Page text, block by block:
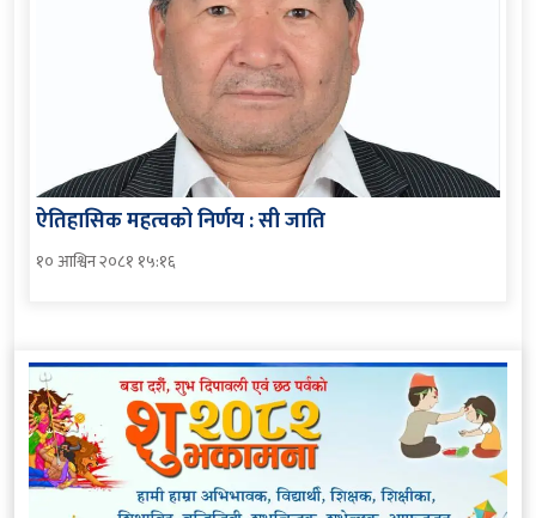
ऐतिहासिक महत्वको निर्णय : सी जाति
१० आश्विन २०८१ १५:१६